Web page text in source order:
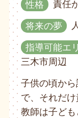
性格 責任
将来の夢
指導可能エ
三木市周辺
子供の頃か
で、それだ
教師は子ど